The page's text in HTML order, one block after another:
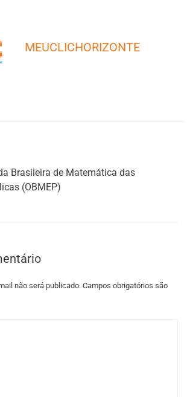
MEUCLICHORIZONTE
Brasileira de Matemática das
(OBMEP)
não será publicado. Campos obrigatórios são